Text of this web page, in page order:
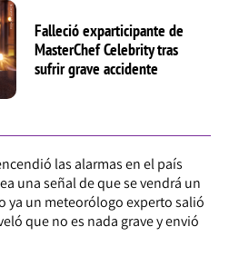
Falleció exparticipante de
MasterChef Celebrity tras
sufrir grave accidente
las alarmas en el país
una señal de que se vendrá un
ya un meteorólogo experto salió
que no es nada grave y envió